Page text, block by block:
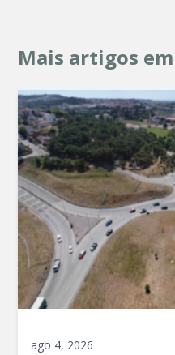
Mais artigos
ago 4, 2026